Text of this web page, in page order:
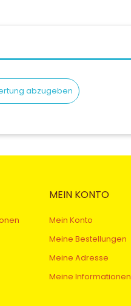
abzugeben
MEIN KONTO
Mein Konto
Meine Bestellungen
Meine Adresse
Meine Informationen